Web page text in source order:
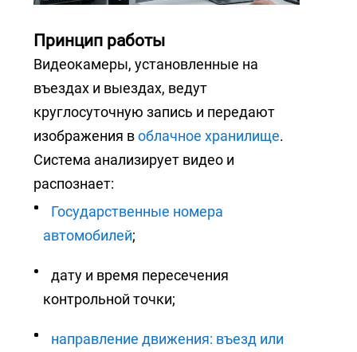
Принцип работы
Видеокамеры, установленные на
въездах и выездах, ведут
круглосуточную запись и передают
изображения воблачное хранилище.
Система анализирует видео и
распознает:
Государственные номера
автомобилей;
дату и время пересечения
контрольной точки;
направление движения: въезд или